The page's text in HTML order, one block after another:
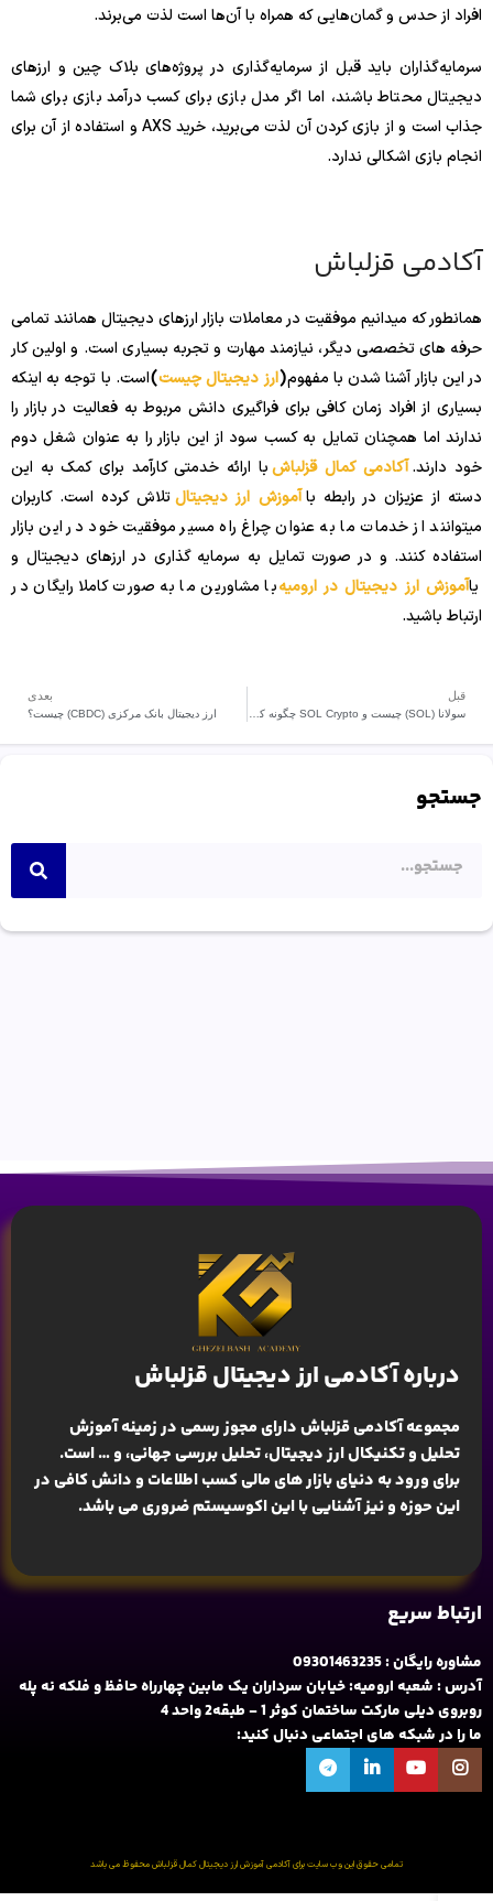
افراد از حدس و گمان‌هایی که همراه با آن‌ها است لذت می‌برند.
سرمایه‌گذاران باید قبل از سرمایه‌گذاری در پروژه‌های بلاک چین و ارزهای
دیجیتال محتاط باشند، اما اگر مدل بازی برای کسب درآمد بازی برای شما
جذاب است و از بازی کردن آن لذت می‌برید، خرید AXS و استفاده از آن برای
انجام بازی اشکالی ندارد.
آکادمی قزلباش
همانطور که میدانیم موفقیت در معاملات بازار ارزهای دیجیتال همانند تمامی
حرفه های تخصصی دیگر، نیازمند مهارت و تجربه بسیاری است. و اولین کار
در این بازار آشنا شدن با مفهوم(ارز دیجیتال چیست)است. با توجه به اینکه
بسیاری از افراد زمان کافی برای فراگیری دانش مربوط به فعالیت در بازار را
ندارند اما همچنان تمایل به کسب سود از این بازار را به عنوان شغل دوم
خود دارند.آکادمی کمال قزلباشبا ارائه خدمتی کارآمد برای کمک به این
دسته از عزیزان در رابطه باآموزش ارز دیجیتالتلاش کرده است. کاربران
میتوانند از خدمات ما به عنوان چراغ راه مسیر موفقیت خود در این بازار
استفاده کنند. و در صورت تمایل به سرمایه گذاری در ارزهای دیجیتال و
یاآموزش ارز دیجیتال در ارومیهبا مشاورین ما به صورت کاملا رایگان در
ارتباط باشید.
قبل بعدی
ارز دیجیتال بانک مرکزی (CBDC) چیست؟
جستجو
درباره آکادمی ارز دیجیتال قزلباش
مجموعه آکادمی قزلباش دارای مجوز رسمی در زمینهآموزش
تحلیل و تکنیکال ارز دیجیتال، تحلیل بررسی جهانی، و … است.
برای ورود به دنیای بازار های مالی کسب اطلاعات و دانش کافی در
این حوزه و نیز آشنایی با این اکوسیستم ضروری می باشد.
ارتباط سریع
مشاوره رایگان : 09301463235
آدرس : شعبه ارومیه: خیابان سرداران یک مابین چهارراه حافظ و فلکه نه پله
روبروی دیلی مارکت ساختمان کوثر 1 - طبقه2 واحد 4
ما را در شبکه های اجتماعی دنبال کنید:
تمامی حقوق این وب سایت برای آکادمی آموزش ارز دیجیتال کمال قزلباش محفوظ می باشد